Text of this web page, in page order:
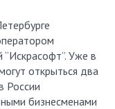
Уже в
открыться два
России
бизнесменами